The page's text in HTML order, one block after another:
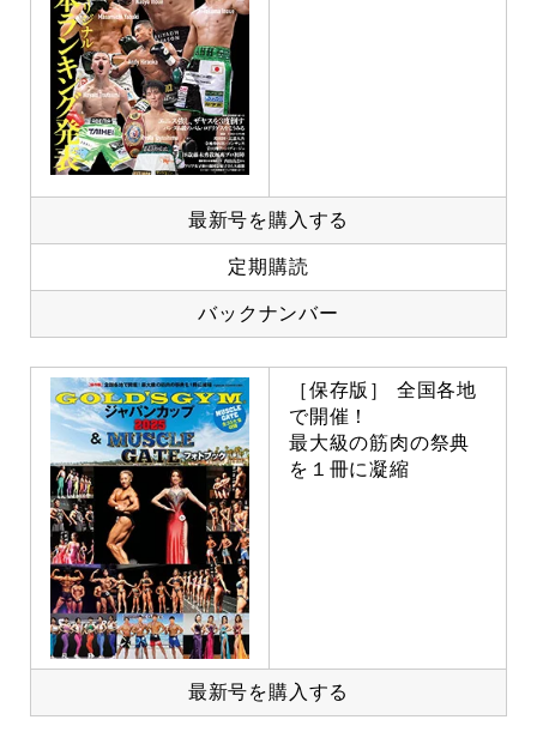
最新号を購入する
定期購読
バックナンバー
［保存版］ 全国各地
で開催！
最大級の筋肉の祭典
を１冊に凝縮
最新号を購入する